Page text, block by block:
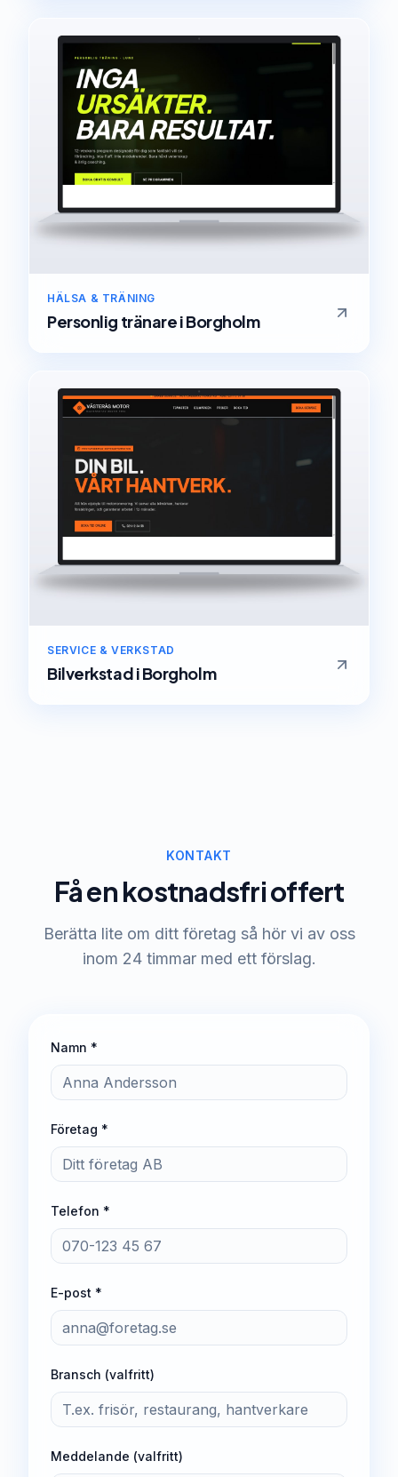
HÄLSA & TRÄNING
Personlig tränareiBorgholm
SERVICE & VERKSTAD
BilverkstadiBorgholm
KONTAKT
Få en kostnadsfri offert
Berätta lite om ditt företag så hör vi av oss
inom 24 timmar med ett förslag.
Namn *
Företag *
Telefon *
E-post *
Bransch (valfritt)
Meddelande (valfritt)